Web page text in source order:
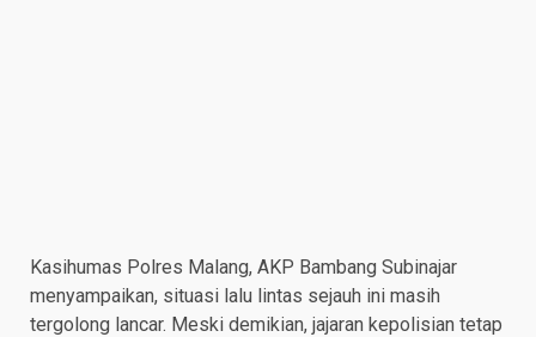
Kasihumas Polres Malang, AKP Bambang Subinajar
menyampaikan, situasi lalu lintas sejauh ini masih
tergolong lancar. Meski demikian, jajaran kepolisian tetap